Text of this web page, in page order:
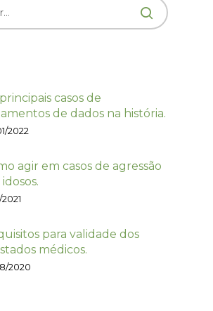
casos de
de dados na história.
2022
agir em casos de agressão
idosos.
2021
para validade dos
médicos.
2020